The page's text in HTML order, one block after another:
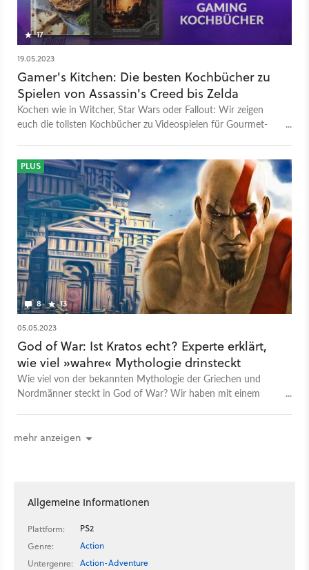
17
19.05.2023
Gamer's Kitchen: Die besten Kochbücher zu
Spielen von Assassin's Creed bis Zelda
Kochen wie in Witcher, Star Wars oder Fallout: Wir zeigen
euch die tollsten Kochbücher zu Videospielen für Gourmet-
8 13
PLUS
05.05.2023
God of War: Ist Kratos echt? Experte erklärt,
wie viel »wahre« Mythologie drinsteckt
Wie viel von der bekannten Mythologie der Griechen und
Nordmänner steckt in God of War? Wir haben mit einem
mehr anzeigen
Allgemeine Informationen
Plattform:
PS2
Genre:
Action
Untergenre:
Action-Adventure